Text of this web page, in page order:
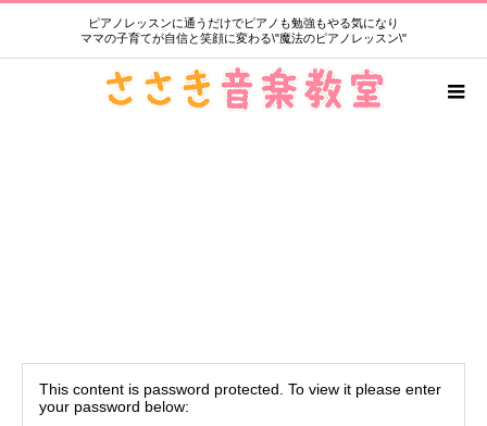
ピアノレッスンに通うだけでピアノも勉強もやる気になり
ママの子育てが自信と笑顔に変わる\"魔法のピアノレッスン\"
This content is password protected. To view it please enter
your password below: